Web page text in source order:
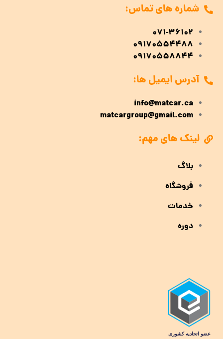
شماره های تماس:
071-36102
09170554488
09170558844
آدرس ایمیل ها:
info@matcar.ca
matcargroup@gmail.com
لینک های مهم:
بلاگ
فروشگاه
خدمات
دوره